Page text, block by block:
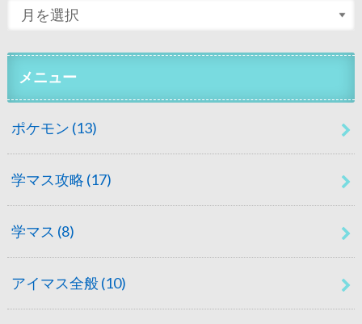
メニュー
ポケモン (13)
学マス攻略 (17)
学マス (8)
アイマス全般 (10)